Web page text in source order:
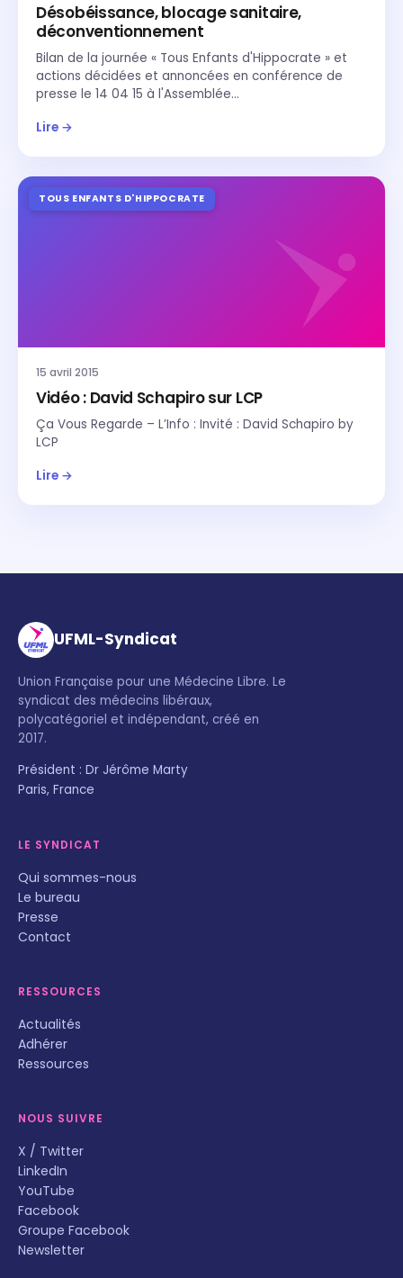
Désobéissance, blocage sanitaire,
déconventionnement
Bilan de la journée « Tous Enfants d'Hippocrate » et
actions décidées et annoncées en conférence de
presse le 14 04 15 à l'Assemblée…
Lire →
TOUS ENFANTS D'HIPPOCRATE
15 avril 2015
Vidéo : David Schapiro sur LCP
Ça Vous Regarde – L’Info : Invité : David Schapiro by
LCP
Lire →
UFML-Syndicat
Union Française pour une Médecine Libre. Le
syndicat des médecins libéraux,
polycatégoriel et indépendant, créé en
2017.
Président : Dr Jérôme Marty
Paris, France
LE SYNDICAT
Qui sommes-nous
Le bureau
Presse
Contact
RESSOURCES
Actualités
Adhérer
Ressources
NOUS SUIVRE
X / Twitter
LinkedIn
YouTube
Facebook
Groupe Facebook
Newsletter